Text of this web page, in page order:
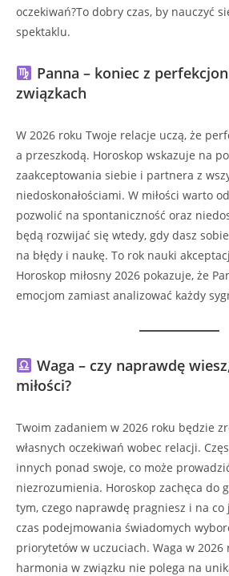
oczekiwań?To dobry czas, by nauczyć
spektaklu.
Panna – koniec z
związkach
W 2026 roku Twoje relacje uczą, że
a przeszkodą. Horoskop wskazuje na
zaakceptowania siebie i partnera z
niedoskonałościami. W miłości warto
pozwolić na spontaniczność oraz
będą rozwijać się wtedy, gdy dasz
na błędy i naukę. To rok nauki
Horoskop miłosny 2026 pokazuje, że
emocjom zamiast analizować każdy
Waga – czy naprawdę
miłości?
Twoim zadaniem w 2026 roku będzie
własnych oczekiwań wobec relacji.
innych ponad swoje, co może
niezrozumienia. Horoskop zachęca do
tym, czego naprawdę pragniesz i na co
czas podejmowania świadomych
priorytetów w uczuciach. Waga w 2026
harmonia w związku nie polega na